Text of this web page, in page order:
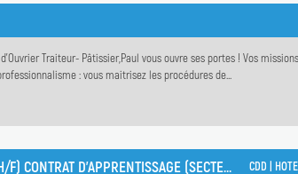
d'Ouvrier Traiteur- Pâtissier,Paul vous ouvre ses portes ! Vos
: vous maitrisez les procédures de...
CDD |